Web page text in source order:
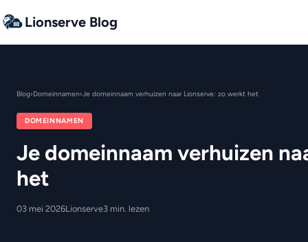
Lionserve Blog
Blog›Domeinnamen›Je domeinnaam verhuizen naar Lionserve: zo werkt het
DOMEINNAMEN
Je domeinnaam verhuizen
het
03 mei 2026Lionserve3 min. lezen